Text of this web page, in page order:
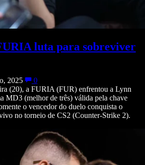
luta para sobreviver
2025
0
(20), a FURIA (FUR) enfrentou a Lynn
MD3 (melhor de três) válida pela chave
o vencedor do duelo conquista o
no torneio de CS2 (Counter-Strike 2).